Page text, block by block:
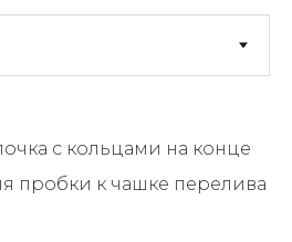
с кольцами на конце
пробки к чашке перелива